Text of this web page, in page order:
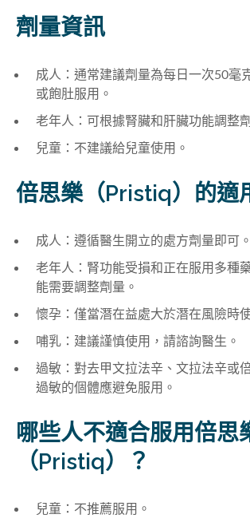
劑量資訊
成人：通常建議劑量為每日一次50毫
或飽肚服用 。
老年人：可根據腎臟和肝臟功能調整
兒童：不建議給兒童使用 。
倍思樂（Pristiq）的適
成人：遵循醫生開立的處方劑量即可。
老年人：腎功能受損和正在服用多種
能需要調整劑量。
懷孕：僅當潛在益處大於潛在風險時
哺乳：建議謹慎使用，請諮詢醫生 。
過敏：對去甲文拉法辛 、 文拉法辛或
過敏的個體應避免服用 。
哪些人不適合服用倍思
（Pristiq）？
兒童：不推薦服用 。